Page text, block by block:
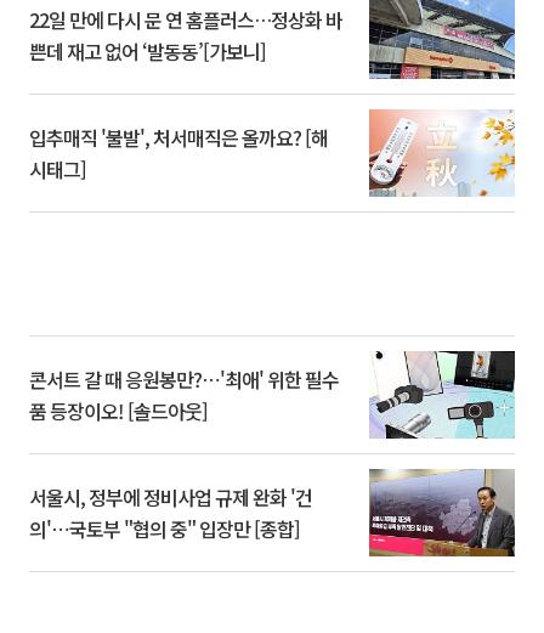
22일 만에 다시 문 연 홈플러스…정상화 바
쁜데 재고 없어 ‘발동동’[가보니]
입추매직 '불발', 처서매직은 올까요? [해
시태그]
콘서트 갈 때 응원봉만?⋯'최애' 위한 필수
품 등장이오! [솔드아웃]
서울시, 정부에 정비사업 규제 완화 '건
의'⋯국토부 "협의 중" 입장만 [종합]